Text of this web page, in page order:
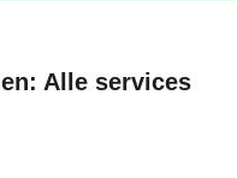
Alle services